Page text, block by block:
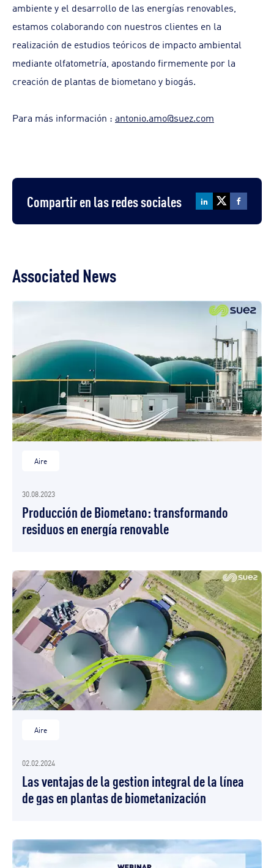
ambiente y el desarrollo de las energías renovables,
estamos colaborando con nuestros clientes en la
realización de estudios teóricos de impacto ambiental
mediante olfatometría, apostando firmemente por la
creación de plantas de biometano y biogás.
Para más información : antonio.amo@suez.com
Compartir en las redes sociales
Associated News
Aire
30.08.2023
Producción de Biometano: transformando
residuos en energía renovable
Aire
02.02.2024
Las ventajas de la gestion integral de la línea
de gas en plantas de biometanización